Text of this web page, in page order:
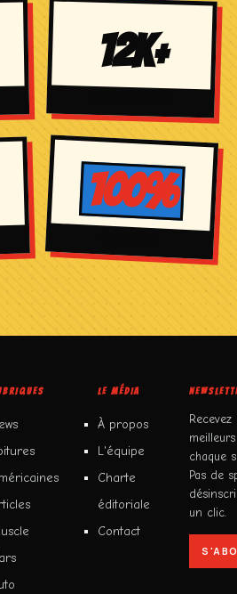
12k+
100%
LE MÉDIA
À propos
L'équipe
Charte
éditoriale
Contact
Recevez
chaque
Pas de
un clic.